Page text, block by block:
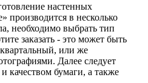
настенных
производится в несколько
необходимо выбрать тип
заказать - это может быть
или же
Далее следует
качеством бумаги, а также